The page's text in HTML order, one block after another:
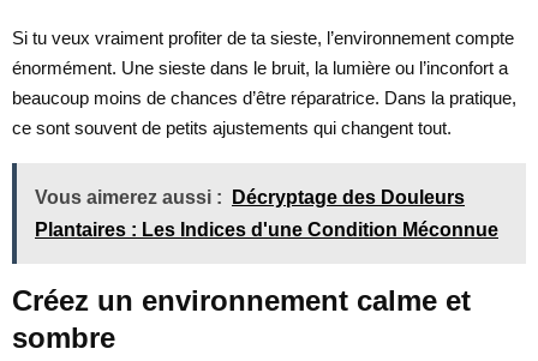
Si tu veux vraiment profiter de ta sieste, l’environnement compte
énormément. Une sieste dans le bruit, la lumière ou l’inconfort a
beaucoup moins de chances d’être réparatrice. Dans la pratique,
ce sont souvent de petits ajustements qui changent tout.
Vous aimerez aussi :
Décryptage des Douleurs
Plantaires : Les Indices d'une Condition Méconnue
Créez un environnement calme et
sombre